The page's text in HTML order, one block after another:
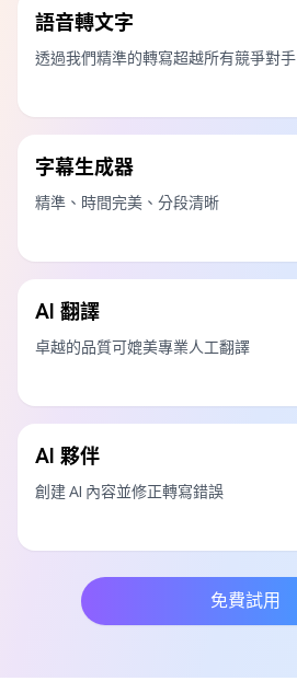
語音轉文字
透過我們精準的轉寫超越所有競爭對手
字幕生成器
精準、時間完美、分段清晰
AI 翻譯
卓越的品質可媲美專業人工翻譯
AI 夥伴
創建 AI 內容並修正轉寫錯誤
免費試用